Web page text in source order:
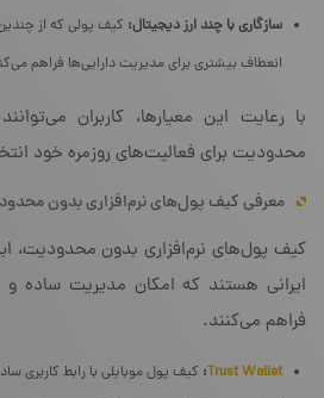
سازگاری با چند ارز دیجیتال: کیف پولی که از
انعطاف بیشتری برای مدیریت دارایی‌ها فراهم
با رعایت این معیارها، کاربران
محدودیت برای فعالیت‌های روزمره خود
معرفی کیف پول‌های نرم‌افزاری بدون
کیف پول‌های نرم‌افزاری بدون محدودیت،
ایرانی هستند که امکان مدیریت ساده و
فراهم می‌کنند.
Trust Wallet
: کیف پول موبایلی با رابط کاربری